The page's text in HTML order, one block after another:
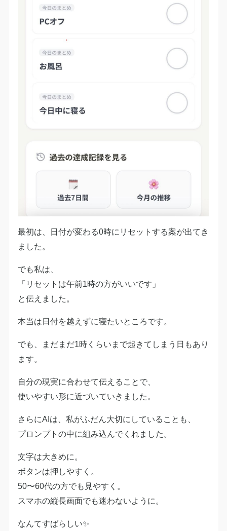
最初は、日付が変わる0時にリセットする案が出てき
ました。
でも私は、
「リセットは午前1時の方がいいです」
と伝えました。
本当は日付を越えずに寝たいところです。
でも、まだまだ1時くらいまで起きてしまう日もあり
ます。
自分の現実に合わせて伝えることで、
使いやすい形に近づいていきました。
さらにAIは、私がふだん大切にしていることも、
プロンプトの中に組み込んでくれました。
文字は大きめに。
ボタンは押しやすく。
50〜60代の方でも見やすく。
スマホの縦長画面でも迷わないように。
なんてすばらしい✨